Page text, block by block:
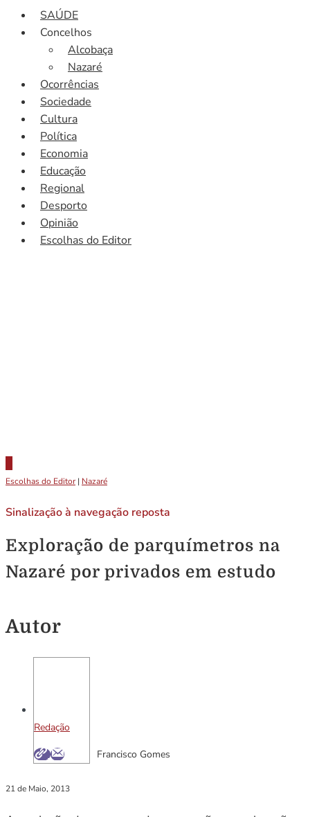
SAÚDE
Concelhos
Alcobaça
Nazaré
Ocorrências
Sociedade
Cultura
Política
Economia
Educação
Regional
Desporto
Opinião
Escolhas do Editor
Escolhas do Editor| Nazaré
Sinalização à navegação reposta
Exploração de parquímetros na
Nazaré por privados em estudo
Autor
Redação
Francisco Gomes
21 de Maio, 2013